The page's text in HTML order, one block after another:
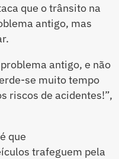
que o trânsito na
antigo, mas
antigo, e não
se muito tempo
riscos de acidentes!”,
que
trafeguem pela